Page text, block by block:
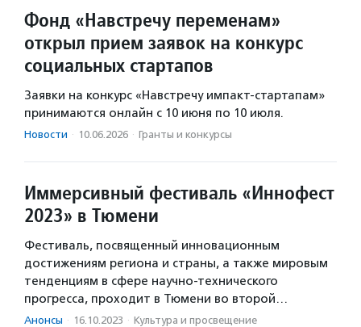
Фонд «Навстречу переменам»
открыл прием заявок на конкурс
социальных стартапов
Заявки на конкурс «Навстречу импакт-стартапам»
принимаются онлайн с 10 июня по 10 июля.
Новости · 10.06.2026 · Гранты и конкурсы
Иммерсивный фестиваль «Иннофест
2023» в Тюмени
Фестиваль, посвященный инновационным
достижениям региона и страны, а также мировым
тенденциям в сфере научно-технического
прогресса, проходит в Тюмени во второй…
Анонсы · 16.10.2023 · Культура и просвещение